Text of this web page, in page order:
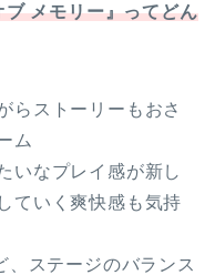
メモリー』ってどん
らストーリーもおさ
ム
いなプレイ感が新し
ていく爽快感も気持
、ステージのバランス